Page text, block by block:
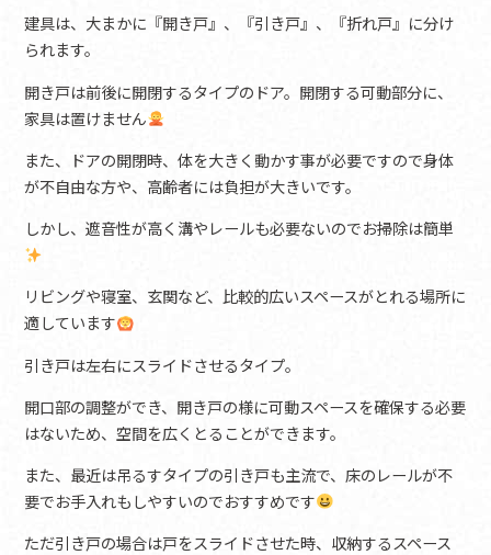
建具は、大まかに『開き戸』、『引き戸』、『折れ戸』に分け
られます。
開き戸は前後に開閉するタイプのドア。開閉する可動部分に、
家具は置けません
また、ドアの開閉時、体を大きく動かす事が必要ですので身体
が不自由な方や、高齢者には負担が大きいです。
しかし、遮音性が高く溝やレールも必要ないのでお掃除は簡単
リビングや寝室、玄関など、比較的広いスペースがとれる場所に
適しています
引き戸は左右にスライドさせるタイプ。
開口部の調整ができ、開き戸の様に可動スペースを確保する必要
はないため、空間を広くとることができます。
また、最近は吊るすタイプの引き戸も主流で、床のレールが不
要でお手入れもしやすいのでおすすめです
ただ引き戸の場合は戸をスライドさせた時、収納するスペース